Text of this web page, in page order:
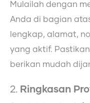
Mulailah dengan
Anda di bagian
lengkap, alamat,
yang aktif.
berikan mudah
2. Ringkasan